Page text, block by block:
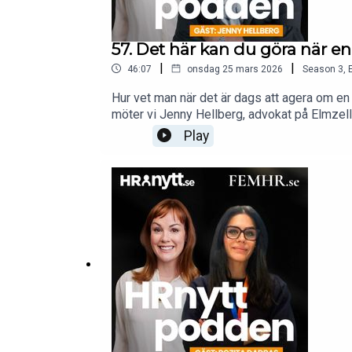
57. Det här kan du göra när
46:07 | onsdag 25 mars 2026 | Season 3
Hur vet man när det är dags att agera om
möter vi Jenny Hellberg, advokat på
chefer om hur man hanterar
tidiga insatser kan göra stor skillnad.
HR. I podden intervjuar Hanna aktuella
månad.https://www.femhr.se/
Play